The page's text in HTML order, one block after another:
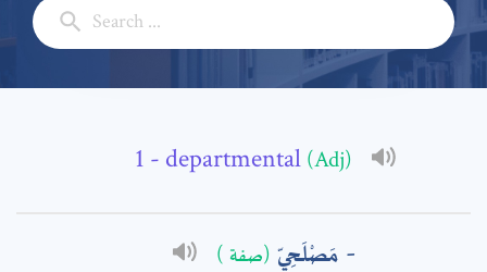
- departmental (Adj)
مَصْلَحِيّ (صفة )
Comment: *